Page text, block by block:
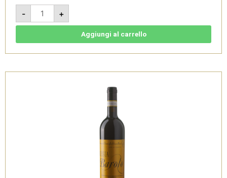
-
Genesi
Ruchè
di
Castagnole
2016
Famiglia
+
Aggiungi al carrello